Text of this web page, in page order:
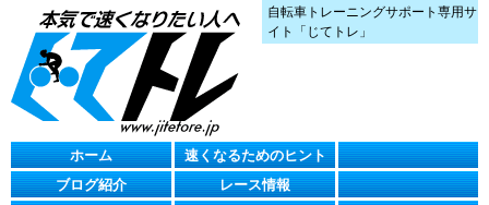
自転車トレーニングサポート専用サ
イト「じてトレ」
ホーム
速くなるためのヒント
ブログ紹介
レース情報